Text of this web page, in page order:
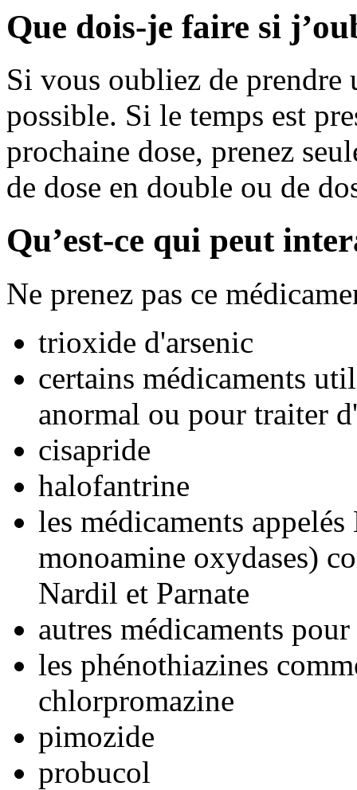
Que dois-je faire si
Si vous oubliez de prendre
possible. Si le temps est
prochaine dose, prenez
de dose en double ou de
Qu’est-ce qui peut
Ne prenez pas ce
trioxide d'arsenic
certains médicaments
anormal ou pour traiter
cisapride
halofantrine
les médicaments
monoamine oxydases)
Nardil et Parnate
autres médicaments
les phénothiazines
chlorpromazine
pimozide
probucol